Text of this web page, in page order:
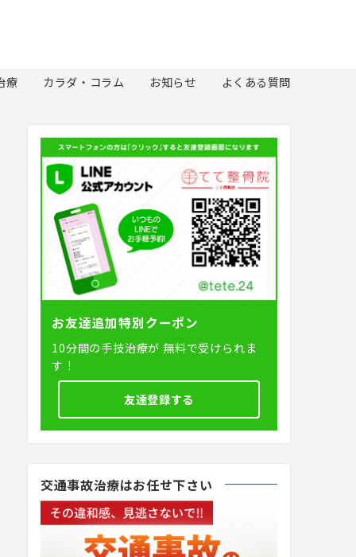
療 カラダ・コラム お知らせ よくある質問
お友達追加特別クーポン
10分間の手技治療が 無料で受けられま
す！
友達登録する
交通事故治療はお任せ下さい